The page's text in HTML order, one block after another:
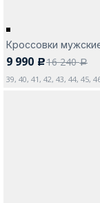
Кроссовки
9 990 c16 240a
39, 40, 41, 42, 43, 44, 45,